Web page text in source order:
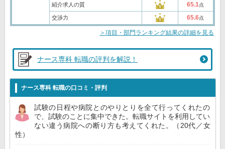
紹介求人の質 65.1点
交渉力 65.6点
＞項目・部門ランキング結果の詳細を見る
ナース専科 転職の評判を解説！
ナース専科 転職の口コミ・評判
試験の日程や病院とのやりとりを全て行ってくれたの
で、試験のことに集中できた。転職サイトを利用してい
ない違う病院への断り方も考えてくれた。（20代／女
性）